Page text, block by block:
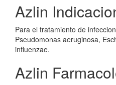
Azlin
Para el tratamiento de
Pseudomonas aeruginosa,
influenzae.
Azlin